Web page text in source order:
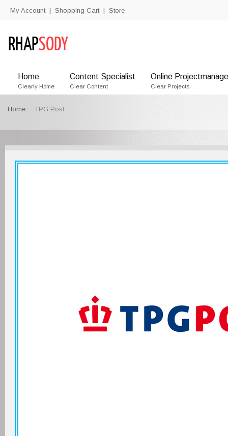
My Account Shopping Cart Store
Home
Clearly Home
Content Specialist
Clear Content
Online
Clear Projects
Home TPG Post